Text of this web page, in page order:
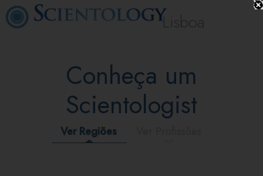
Lisboa
Conheça um
Scientologist
Ver Regiões